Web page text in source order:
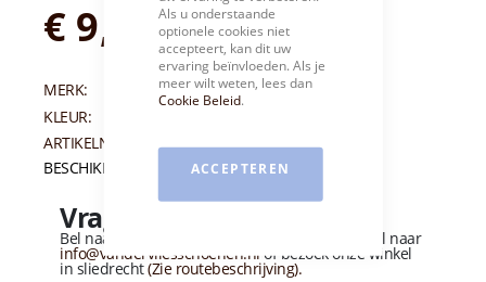
Als u onderstaande
optionele cookies niet
accepteert, kan dit uw
ervaring beïnvloeden. Als je
meer wilt weten, lees dan
Cookie Beleid.
ACCEPTEREN
€ 9,99
MERK:
MULLER & SONS
KLEUR:
ARTIKELNUMMER:
009984
BESCHIKBAARHEID:
Op voorraad
Vragen over dit product?
Bel naar of stuur een e-mail naar
info@vandervliesschoenen.nl of bezoek onze winkel
in sliedrecht(Zie routebeschrijving).